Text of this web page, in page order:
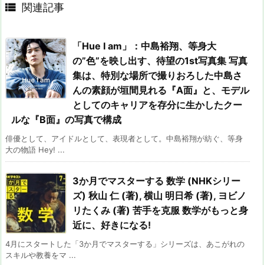
 関連記事
「Hue I am」：中島裕翔、等身大
の”色”を映し出す、待望の1st写真集 写真
集は、特別な場所で撮りおろした中島さ
んの素顔が垣間見れる『A面』と、モデル
としてのキャリアを存分に生かしたクー
ルな『B面』の写真で構成
俳優として、アイドルとして、表現者として。中島裕翔が紡ぐ、等身
大の物語 Hey! ...
3か月でマスターする 数学 (NHKシリー
ズ) 秋山 仁 (著), 横山 明日希 (著), ヨビノ
リたくみ (著) 苦手を克服 数学がもっと身
近に、好きになる!
4月にスタートした「3か月でマスターする」シリーズは、あこがれの
スキルや教養をマ ...